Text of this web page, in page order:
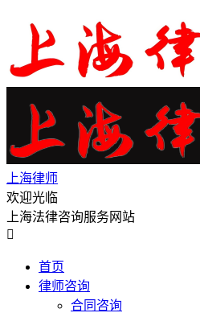
上海律师
欢迎光临
上海法律咨询服务网站

首页
律师咨询
合同咨询